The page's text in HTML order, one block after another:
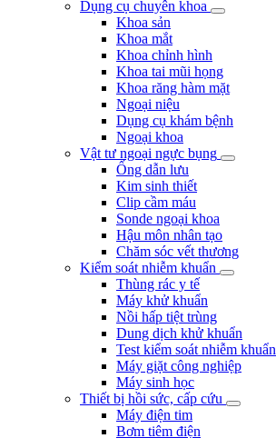
Dụng cụ chuyên khoa
Khoa sản
Khoa mắt
Khoa chỉnh hình
Khoa tai mũi họng
Khoa răng hàm mặt
Ngoại niệu
Dụng cụ khám bệnh
Ngoại khoa
Vật tư ngoại ngực bụng
Ống dẫn lưu
Kim sinh thiết
Clip cầm máu
Sonde ngoại khoa
Hậu môn nhân tạo
Chăm sóc vết thương
Kiểm soát nhiễm khuẩn
Thùng rác y tế
Máy khử khuẩn
Nồi hấp tiệt trùng
Dung dịch khử khuẩn
Test kiểm soát nhiễm khuẩn
Máy giặt công nghiệp
Máy sinh học
Thiết bị hồi sức, cấp cứu
Máy điện tim
Bơm tiêm điện